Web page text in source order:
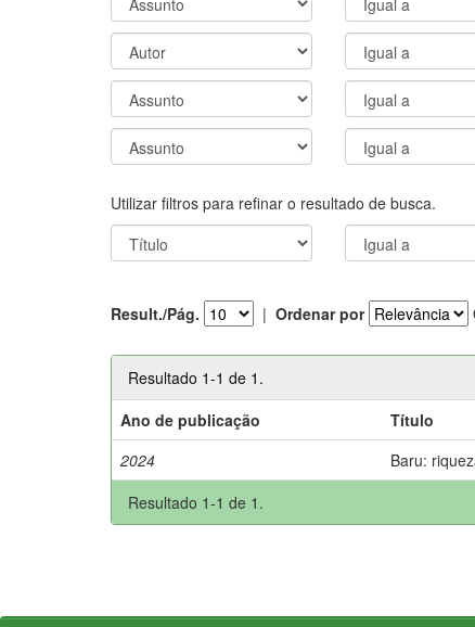
Utilizar filtros para refinar o resultado de busca.
Result./Pág. | Ordenar por
Resultado 1-1 de 1.
Ano de publicação
Título
2024
Baru:
Resultado 1-1 de 1.